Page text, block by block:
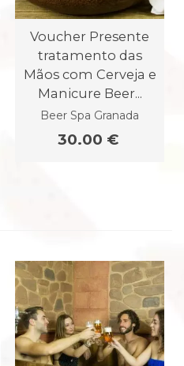
Voucher Presente
tratamento das
Mãos com Cerveja e
Manicure Beer...
Beer Spa Granada
30.00 €